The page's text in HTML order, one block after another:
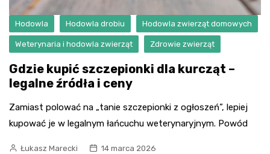
Hodowla Hodowla drobiu Hodowla zwierząt domowych
Weterynaria i hodowla zwierząt Zdrowie zwierząt
Gdzie kupić szczepionki dla kurcząt –
legalne źródła i ceny
Zamiast polować na „tanie szczepionki z ogłoszeń”, lepiej
kupować je w legalnym łańcuchu weterynaryjnym. Powód
Łukasz Marecki 14 marca 2026